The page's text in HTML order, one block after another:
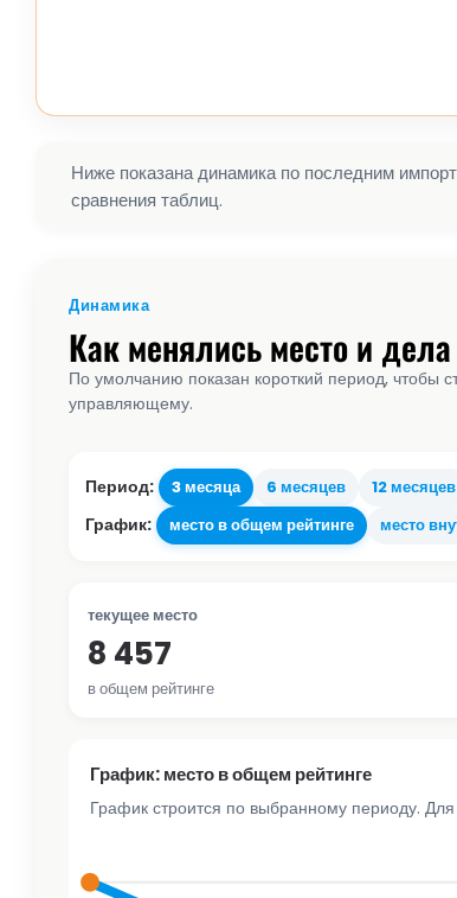
Ниже показана динамика по последним
сравнения таблиц.
Динамика
Как менялись место и дела
По умолчанию показан короткий период, чтобы
управляющему.
Период: 3 месяца 6 месяцев 12 месяцев
График: место в общем рейтинге место
текущее место
8 457
в общем рейтинге
График: место в общем рейтинге
График строится по выбранному периоду.